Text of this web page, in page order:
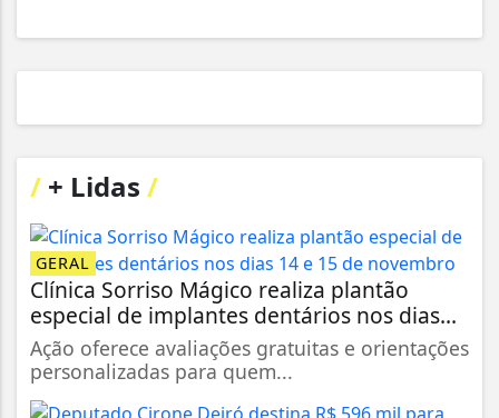
/ + Lidas /
GERAL
Clínica Sorriso Mágico realiza plantão
especial de implantes dentários nos dias...
Ação oferece avaliações gratuitas e orientações
personalizadas para quem...